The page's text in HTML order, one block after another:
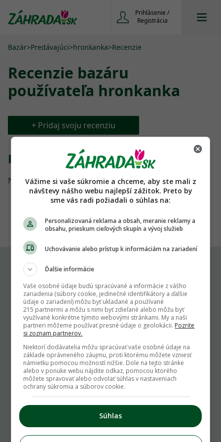
Prihlásenie /
Registrácia
Bazár>Predávajúci>hronkanka>Recenzie
Recenzie bazáru
používateľa hronkanka
+ Pridaj svoju recenziu
Recenzie:
Nenašli sa žiadne ďalšie recenzie
Komu môžeš napísať
info@zahrada.sk
Nahlás chybu
Mám otázku na admina
Užitočné odkazy
Podmienky používania
Cookie pravidlá
Ochrana osobných údajov
Zoznam používateľov
Inzercia
Vážime si vaše súkromie a chceme, aby ste mali z
návštevy nášho webu najlepší zážitok. Preto by
sme vás radi požiadali o súhlas na:
Personalizovaná reklama a obsah, meranie reklamy a
obsahu, prieskum cieľových skupín a vývoj služieb
Uchovávanie alebo prístup k informáciám na zariadení
Ďalšie informácie
Vaše osobné údaje budú spracúvané a informácie z vášho
zariadenia (súbory cookie, jedinečné identifikátory a ďalšie
údaje o zariadení) môžu byť ukladané a používané
215 partnermi a môžu s nimi byť zdieľané alebo môžu byť
využívané konkrétne týmito webovými stránkami. My a naši
partneri môžeme používať presné údaje o geolokácii. Pozrite
si zoznam partnerov.
Niektorí dodávatelia môžu spracúvať vaše osobné údaje na
základe oprávneného záujmu, proti ktorému môžete vzniesť
námietku pomocou možností nižšie. Dole na tejto stránke
alebo v ponuke webu nájdite odkaz, pomocou ktorého
môžete spravovať alebo odvolať súhlas v nastaveniach
ochrany súkromia a súborov cookie.
Súhlas